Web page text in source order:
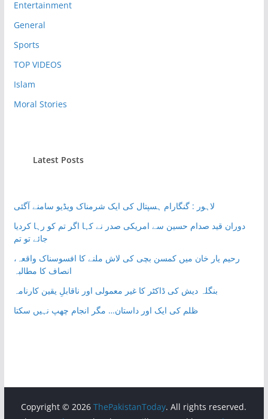
Entertainment
General
Sports
TOP VIDEOS
Islam
Moral Stories
Latest Posts
لاہور : گنگارام ہسپتال کی ایک شرمناک ویڈیو سامنے آگئی
دوران قید صدام حسین سے امریکی صدر نے کہا اگر تم کو رہا کردیا
جائے تو تم
رحیم یار خان میں کمسن بچی کی لاش ملنے کا افسوسناک واقعہ،
انصاف کا مطالبہ
بنگلہ دیش کی ڈاکٹر کا غیر معمولی اور ناقابلِ یقین کارنامہ
ظلم کی ایک اور داستان… مگر انجام چھپ نہیں سکتا
Copyright © 2026ThePakistanToday. All rights reserved.